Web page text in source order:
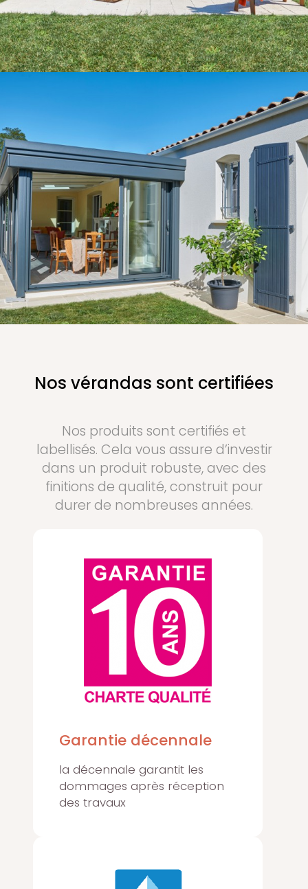
*Exemple de prix en € TTC livré et posé, correspondant
à une réalisation sur-mesure et selon caractéristiques
citées, sous réserve de l’accessibilité et du lieu de
pose.
Les plus Gustave Rideau
Conseil pour l’agencement de votre
espace
Aide aux démarches administratives
Livraison & pose
Garantie décennale
Aide au financement*
En savoir plus
Nos vérandas sont certifiées
Nos produits sont certifiés et
labellisés. Cela vous assure d’investir
dans un produit robuste, avec des
finitions de qualité, construit pour
durer de nombreuses années.
Garantie décennale
la décennale garantit les
dommages après réception
des travaux